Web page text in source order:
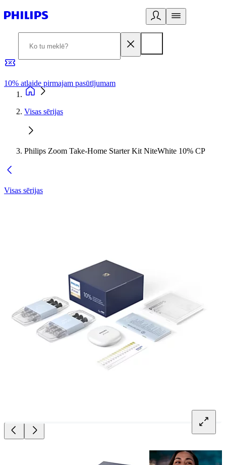
10% atlaide pirmajam pasūtījumam
Visas sērijas
Philips Zoom Take-Home Starter Kit NiteWhite 10% CP
Visas sērijas